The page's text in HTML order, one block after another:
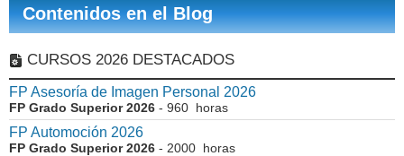
Contenidos en el Blog
CURSOS 2026 DESTACADOS
FP Asesoría de Imagen Personal 2026
FP Grado Superior 2026 - 960 horas
FP Automoción 2026
FP Grado Superior 2026 - 2000 horas